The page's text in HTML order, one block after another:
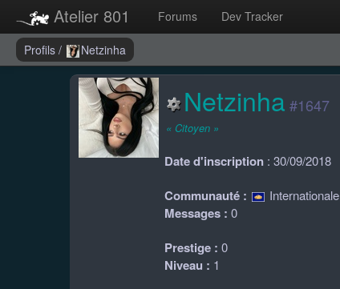
Atelier 801 Forums Dev Tracker
Profils / Netzinha
Netzinha #1647
« Citoyen »
Date d'inscription : 30/09/2018
Communauté : Internationale
Messages : 0
Prestige : 0
Niveau : 1